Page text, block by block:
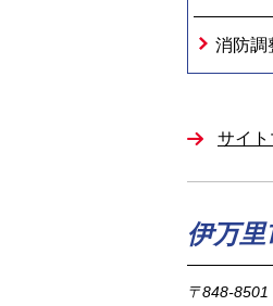
消防調
サイ
伊万
〒848-8501